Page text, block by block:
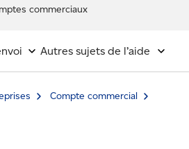
commerciaux
Autres sujets de l’aide
Compte commercial